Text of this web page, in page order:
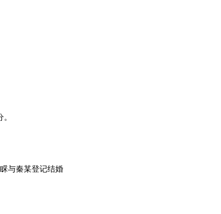
与秦某登记结婚